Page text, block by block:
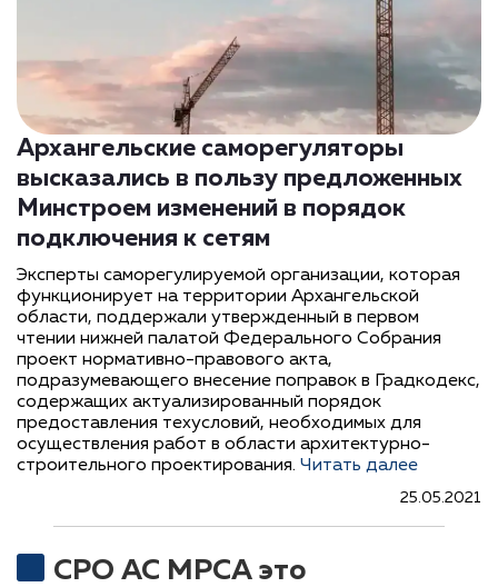
Архангельские саморегуляторы
высказались в пользу предложенных
Минстроем изменений в порядок
подключения к сетям
Эксперты саморегулируемой организации, которая
функционирует на территории Архангельской
области, поддержали утвержденный в первом
чтении нижней палатой Федерального Собрания
проект нормативно-правового акта,
подразумевающего внесение поправок в Градкодекс,
содержащих актуализированный порядок
предоставления техусловий, необходимых для
осуществления работ в области архитектурно-
строительного проектирования. Читать далее
25.05.2021
СРО АС МРСА это